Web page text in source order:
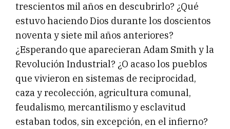
trescientos mil años en descubrirlo? ¿Qué
estuvo haciendo Dios durante los doscientos
noventa y siete mil años anteriores?
¿Esperando que aparecieran Adam Smith y la
Revolución Industrial? ¿O acaso los pueblos
que vivieron en sistemas de reciprocidad,
caza y recolección, agricultura comunal,
feudalismo, mercantilismo y esclavitud
estaban todos, sin excepción, en el infierno?